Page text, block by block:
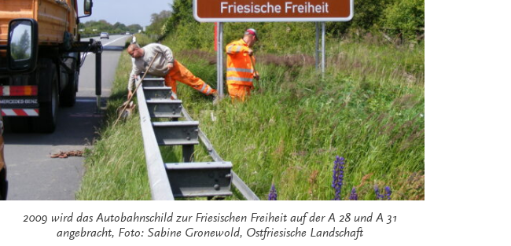
2009 wird das Autobahnschild zur Friesischen Freiheit auf der A 28 und A 31
angebracht, Foto: Sabine Gronewold, Ostfriesische Landschaft